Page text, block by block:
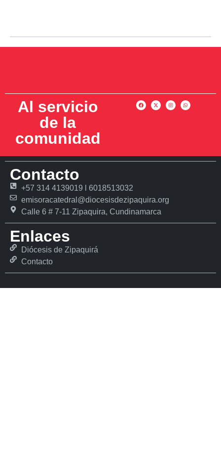
Al servicio
de la
comunidad
Contacto
+57 314 4139019 l 6018513032
emisoracatedral@diocesisdezipaquira.org
Calle 6 # 7-11 Zipaquira, Cundinamarca
Enlaces
Diócesis de Zipaquirá
Contacto